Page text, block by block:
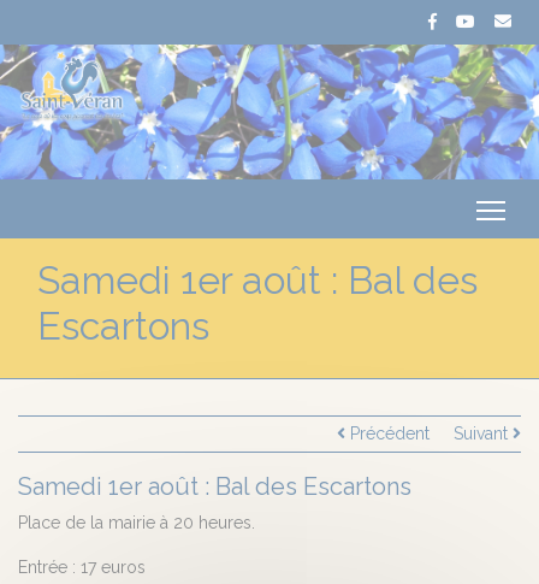
Samedi 1er août : Bal des
Escartons
Précédent Suivant
Samedi 1er août : Bal des Escartons
Place de la mairie à 20 heures.
Entrée : 17 euros